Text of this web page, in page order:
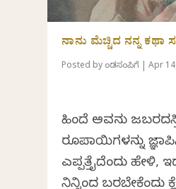
ನಾನು ಮೆಚ್ಚಿದ ನನ್ನ
Posted by ಕೆಂಡಸಂಪಿಗೆ |Apr
ಹಿಂದೆ ಅವನು
ರೂಪಾಯಿಗಳನ್ನು
ಎಪ್ಪತ್ತೈದೆಂದು ಹೇಳಿ,
ನಿನ್ನಿಂದ ಬರಬೇಕೆಂದು